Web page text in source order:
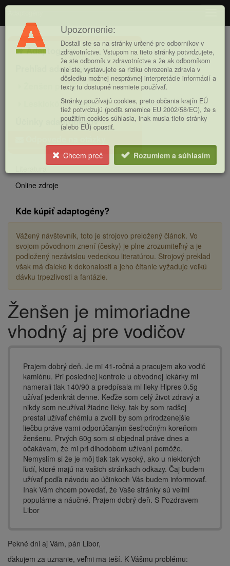
Adaptogény
Hlavná
ponukaAdaptogény
Prehľad adaptogénov
Ženšen pravý
Lesklokôrka lesklá
Účinky adaptogénov
Odpovede na otázky
Online zdroje
Kde kúpiť adaptogény?
Vážený návštevník, toto je strojovo preložený článok. Vo
svojom pôvodnom znení (česky) je plne zrozumiteľný a je
podložený nezávislou vedeckou literatúrou. Strojový preklad
však má ďaleko k dokonalosti a jeho čítanie vyžaduje veľkú
dávku trpezlivosti a fantázie.
Drobečková
navigace
Ženšen je mimoriadne
vhodný aj pre vodičov
Prajem dobrý deň. Je mi 41-ročná a pracujem ako vodič
kamiónu. Pri poslednej kontrole u obvodnej lekárky mi
namerali tlak 140/90 a predpísala mi lieky Hipres 0.5g
užívať jedenkrát denne. Keďže som celý život zdravý a
nikdy som neužíval žiadne lieky, tak by som radšej
prestal užívať chémiu a zvolil by som prirodzenejšie
liečbu práve vami odporúčaným šesťročným koreňom
ženšenu. Prvých 60g som si objednal práve dnes a
očakávam, že mi pri dlhodobom užívaní pomôže.
Nemyslím si že je môj tlak tak vysoký, ako u niektorých
ľudí, ktoré majú na vašich stránkach odkazy. Čaj budem
užívať podľa návodu ao účinkoch Vás budem informovať.
Inak Vám chcem povedať, že Vaše stránky sú veľmi
populárne a náučné. Prajem dobrý deň. S Pozdravem
Libor
Pekné dni aj Vám, pán Libor,
ďakujem za uznanie, veľmi ma teší. K Vášmu problému:
Upozornenie:
Dostali ste sa na stránky určené pre odborníkov v
zdravotníctve. Vstupom na tieto stránky potvrdzujete,
že ste odborník v zdravotníctve a že ak odborníkom
nie ste, vystavujete sa riziku ohrozenia zdravia v
dôsledku možnej nesprávnej interpretácie informácií a
texty tu dostupné nesmiete používať.
Stránky používajú cookies, preto občania krajín EÚ
tiež potvrdzujú (podľa smernice EU 2002/58/EC), že s
použitím cookies súhlasia, inak musia tieto stránky
(alebo EÚ) opustiť.
Chcem preč Rozumiem a súhlasím